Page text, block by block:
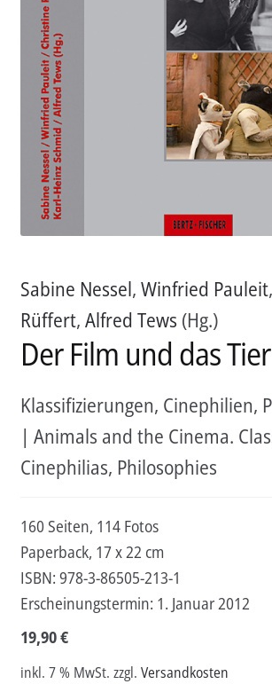
Sabine Nessel, Winfried Pauleit,
Rüffert, Alfred Tews (Hg.)
Der Film und das Tier
Klassifizierungen, Cinephilien,
| Animals and the Cinema.
Cinephilias, Philosophies
160 Seiten, 114 Fotos
Paperback, 17 x 22 cm
ISBN: 978-3-86505-213-1
Erscheinungstermin: 1. Januar 2012
19,90€
inkl. 7 % MwSt. zzgl. Versandkosten